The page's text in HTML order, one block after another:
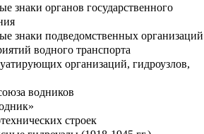
знаки органов государственного
знаки подведомственных организаций
водного транспорта
организаций, гидроузлов,
водников
строек